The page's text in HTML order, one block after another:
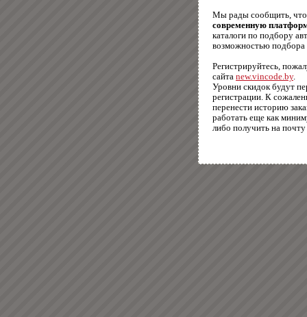
Мы рады сообщить,
современную
каталоги по подбору
возможностью подбора
Регистрируйтесь,
сайта new.vincode.by.
Уровни скидок будут
регистрации. К
перенести историю
работать еще как
либо получить на